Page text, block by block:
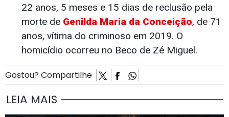
22 anos, 5 meses e 15 dias de reclusão pela
morte de Genilda Maria da Conceição, de 71
anos, vítima do criminoso em 2019. O
homicídio ocorreu no Beco de Zé Miguel.
Gostou? Compartilhe
LEIA MAIS